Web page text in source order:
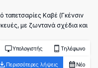
ταπετσαρίες Καβέ (Γκένσιν
με ζωντανά σχέδια και
Υπολογιστής Τηλέφωνο
Περισσότερες λήψεις Νέο